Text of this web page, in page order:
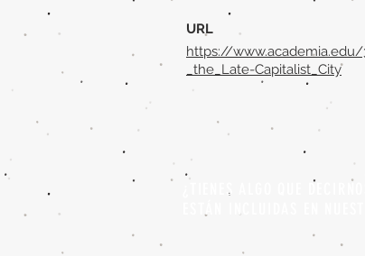
URL
https://www.academia.edu/
_the_Late-Capitalist_City
¿TIENES ALGO QUE
ESTÁN INCLUIDAS EN